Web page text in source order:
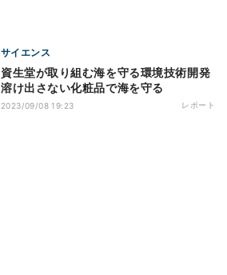
サイエンス
資生堂が取り組む海を守る環境技術開発
溶け出さない化粧品で海を守る
2023/09/08 19:23 レポート